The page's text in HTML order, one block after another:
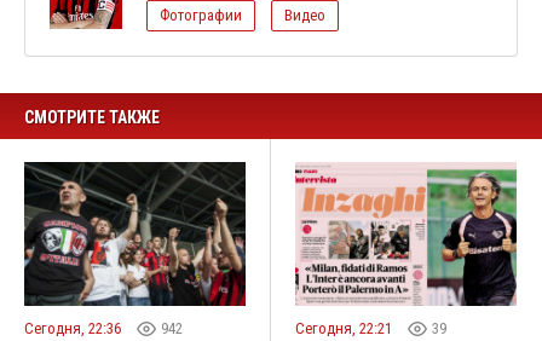
Фотографии Видео
СМОТРИТЕ ТАКЖЕ
Сегодня, 22:36 942 Сегодня, 22:21 39